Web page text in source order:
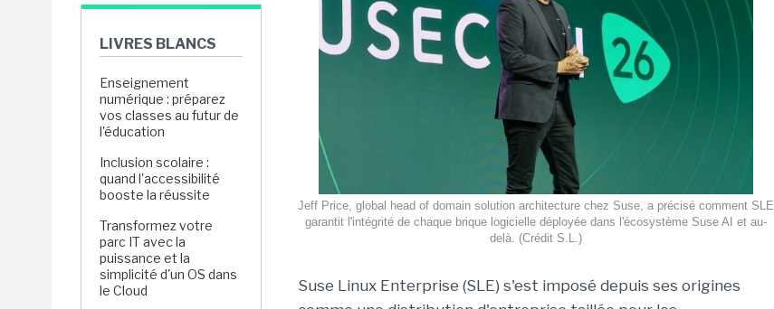
LIVRES BLANCS
Enseignement
numérique : préparez
vos classes au futur de
l'éducation
Inclusion scolaire :
quand l'accessibilité
booste la réussite
Transformez votre
parc IT avec la
puissance et la
simplicité d'un OS dans
le Cloud
Jeff Price, global head of domain solution architecture chez Suse, a précisé comment SLE
garantit l'intégrité de chaque brique logicielle déployée dans l'écosystème Suse AI et au-
delà. (Crédit S.L.)
Suse Linux Enterprise (SLE) s'est imposé depuis ses origines